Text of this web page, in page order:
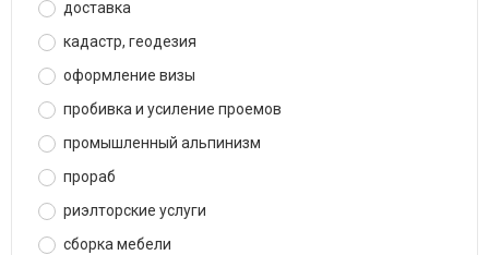
доставка
кадастр, геодезия
оформление визы
пробивка и усиление проемов
промышленный альпинизм
прораб
риэлторские услуги
сборка мебели